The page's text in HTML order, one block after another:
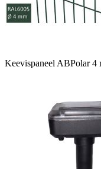
Keevispaneel ABPolar